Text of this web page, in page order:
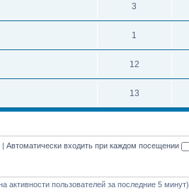
3
1
12
13
|Автоматически входить при каждом посещении
активности пользователей за последние 5 минут)